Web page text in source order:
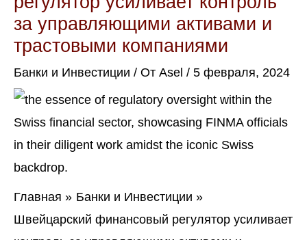
за управляющими активами и
трастовыми компаниями
Банки и Инвестиции / От Asel / 5 февраля, 2024
Главная
Банки и Инвестиции
Швейцарский финансовый регулятор усиливает